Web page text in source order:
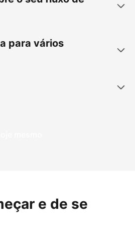
para vários
mesmo
e de se